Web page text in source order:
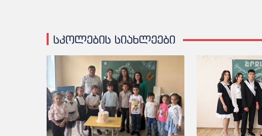
სკოლების სიახლეები